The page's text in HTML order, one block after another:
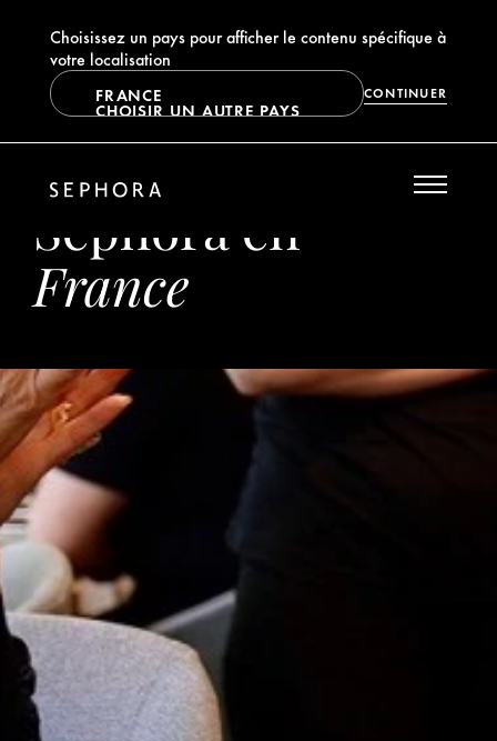
Choisissez un pays pour afficher le contenu spécifique à
votre localisation
FRANCE
CHOISIR UN AUTRE PAYS
CONTINUER
Sephora en
France